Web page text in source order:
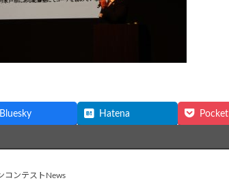
Bluesky Hatena Pocket
コンテストNews